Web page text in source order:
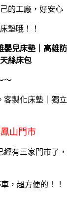
的工廠，好安心
墊哦！！
嬰兒床墊｜高雄防
絲床包
～
山門市
有三家門市了，
，超方便的！！